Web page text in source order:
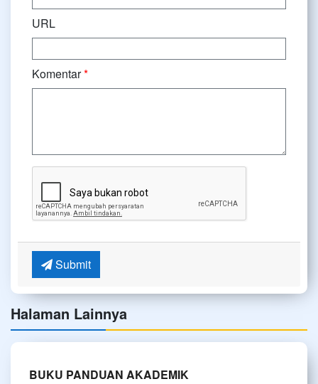
URL
Komentar*
Submit
Halaman Lainnya
BUKU PANDUAN AKADEMIK